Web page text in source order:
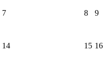
7 8 9
14 15 16